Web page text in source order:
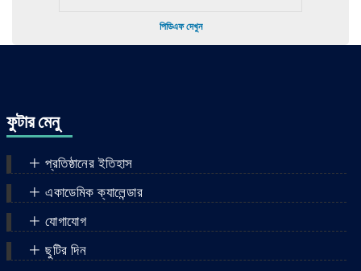
পিডিএফ দেখুন
ফুটার মেনু
প্রতিষ্ঠানের ইতিহাস
একাডেমিক ক্যালেন্ডার
যোগাযোগ
ছুটির দিন